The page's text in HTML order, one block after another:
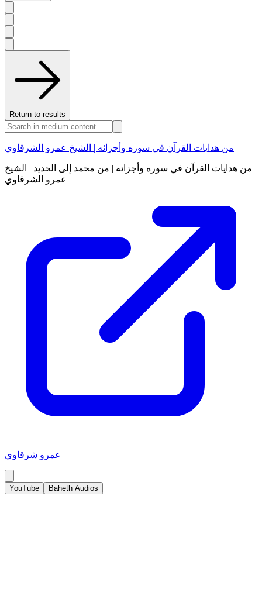
Return to results
من هدايات القرآن في سوره وأجزائه | الشيخ عمرو الشرقاوي
من هدايات القرآن في سوره وأجزائه | من محمد إلى الحديد | الشيخ
عمرو الشرقاوي
عمرو شرقاوي
YouTube Baheth Audios